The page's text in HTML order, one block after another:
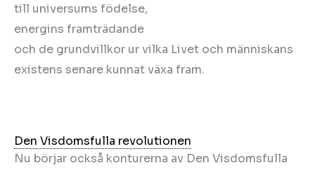
till universums födelse,
energins framträdande
och de grundvillkor ur vilka Livet och människans
existens senare kunnat växa fram.
Den Visdomsfulla revolutionen
Nu börjar också konturerna av Den Visdomsfulla